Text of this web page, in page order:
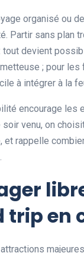
organisé ou
Partir sans plan
tout devient
; pour les
à intégrer à la
encourage les
soir venu, on
et rappelle
trip en
attractions